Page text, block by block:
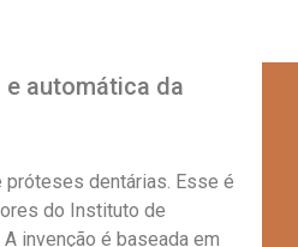
automática da
dentárias. Esse é
do Instituto de
invenção é baseada em